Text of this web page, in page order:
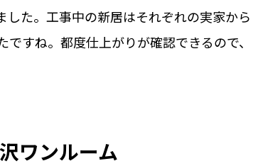
た。工事中の新居はそれぞれの実家から
すね。都度仕上がりが確認できるので、
ワンルーム